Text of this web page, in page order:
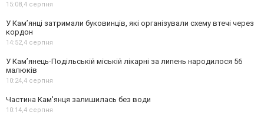
15:08,4 серпня
У Кам’янці затримали буковинців, які організували схему втечі через
кордон
14:52,4 серпня
У Кам’янець-Подільській міській лікарні за липень народилося 56
малюків
10:24,4 серпня
Частина Кам'янця залишилась без води
10:14,4 серпня